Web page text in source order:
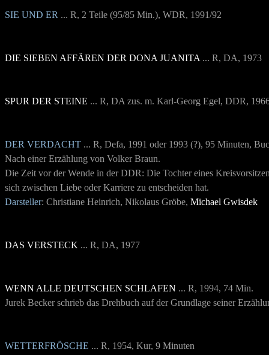
SIE UND ER ... R, 2 Teile (95/85 Min.), WDR, 1991/92
DIE SIEBEN AFFÄREN DER DONA JUANITA ... R, DA, 1973
SPUR DER STEINE ... R, DA zus. m. Karl-Georg Egel, DDR,
DER VERDACHT ... R, Defa, 1991 oder 1993 (?), 95 Minuten,
Nach einer Erzählung von Volker Braun.
Die Zeit vor der Wende in der DDR: Die Tochter eines
sich zwischen Liebe oder Karriere zu entscheiden hat.
Darsteller: Christiane Heinrich, Nikolaus Gröbe, Michael Gwisdek
DAS VERSTECK ... R, DA, 1977
WENN ALLE DEUTSCHEN SCHLAFEN ... R, 1994, 74 Min.
Jurek Becker schrieb das Drehbuch auf der Grundlage seiner
WETTERFRÖSCHE ... R, 1954, Kur, 9 Minuten